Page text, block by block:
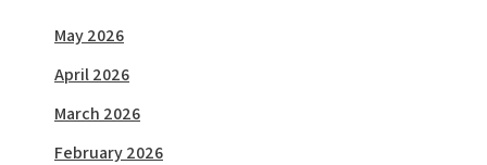
May 2026
April 2026
March 2026
February 2026